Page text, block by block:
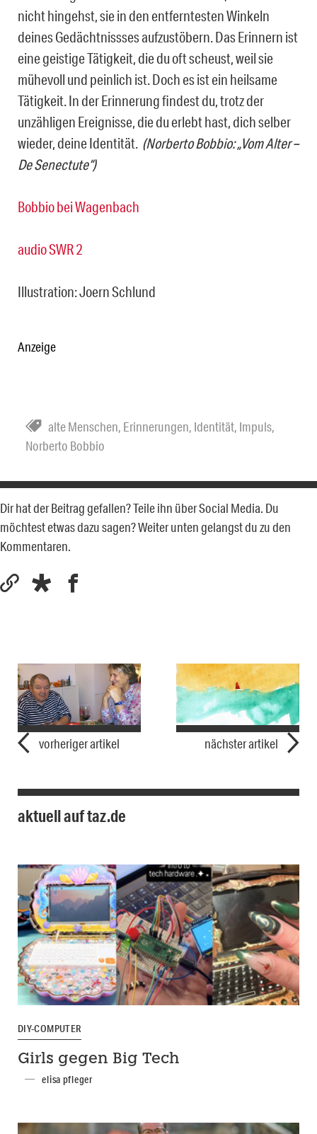
nicht hingehst, sie in den entferntesten Winkeln
deines Gedächtnissses aufzustöbern. Das Erinnern ist
eine geistige Tätigkeit, die du oft scheust, weil sie
mühevoll und peinlich ist. Doch es ist ein heilsame
Tätigkeit. In der Erinnerung findest du, trotz der
unzähligen Ereignisse, die du erlebt hast, dich selber
wieder, deine Identität. (Norberto Bobbio: „Vom Alter –
De Senectute“)
Bobbio bei Wagenbach
audio SWR 2
Illustration: Joern Schlund
Anzeige
alte Menschen, Erinnerungen, Identität, Impuls,
Norberto Bobbio
Dir hat der Beitrag gefallen? Teile ihn über Social Media. Du
möchtest etwas dazu sagen? Weiter unten gelangst du zu den
Kommentaren.
vorheriger artikel nächster artikel
aktuell auf taz.de
DIY-COMPUTER
Girls gegen Big Tech
elisa pfleger